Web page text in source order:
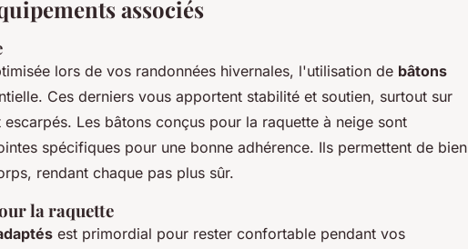
associés
lors de vos randonnées hivernales, l'utilisation de bâtons
Ces derniers vous apportent stabilité et soutien, surtout sur
Les bâtons conçus pour la raquette à neige sont
spécifiques pour une bonne adhérence. Ils permettent de bien
rendant chaque pas plus sûr.
la raquette
est primordial pour rester confortable pendant vos